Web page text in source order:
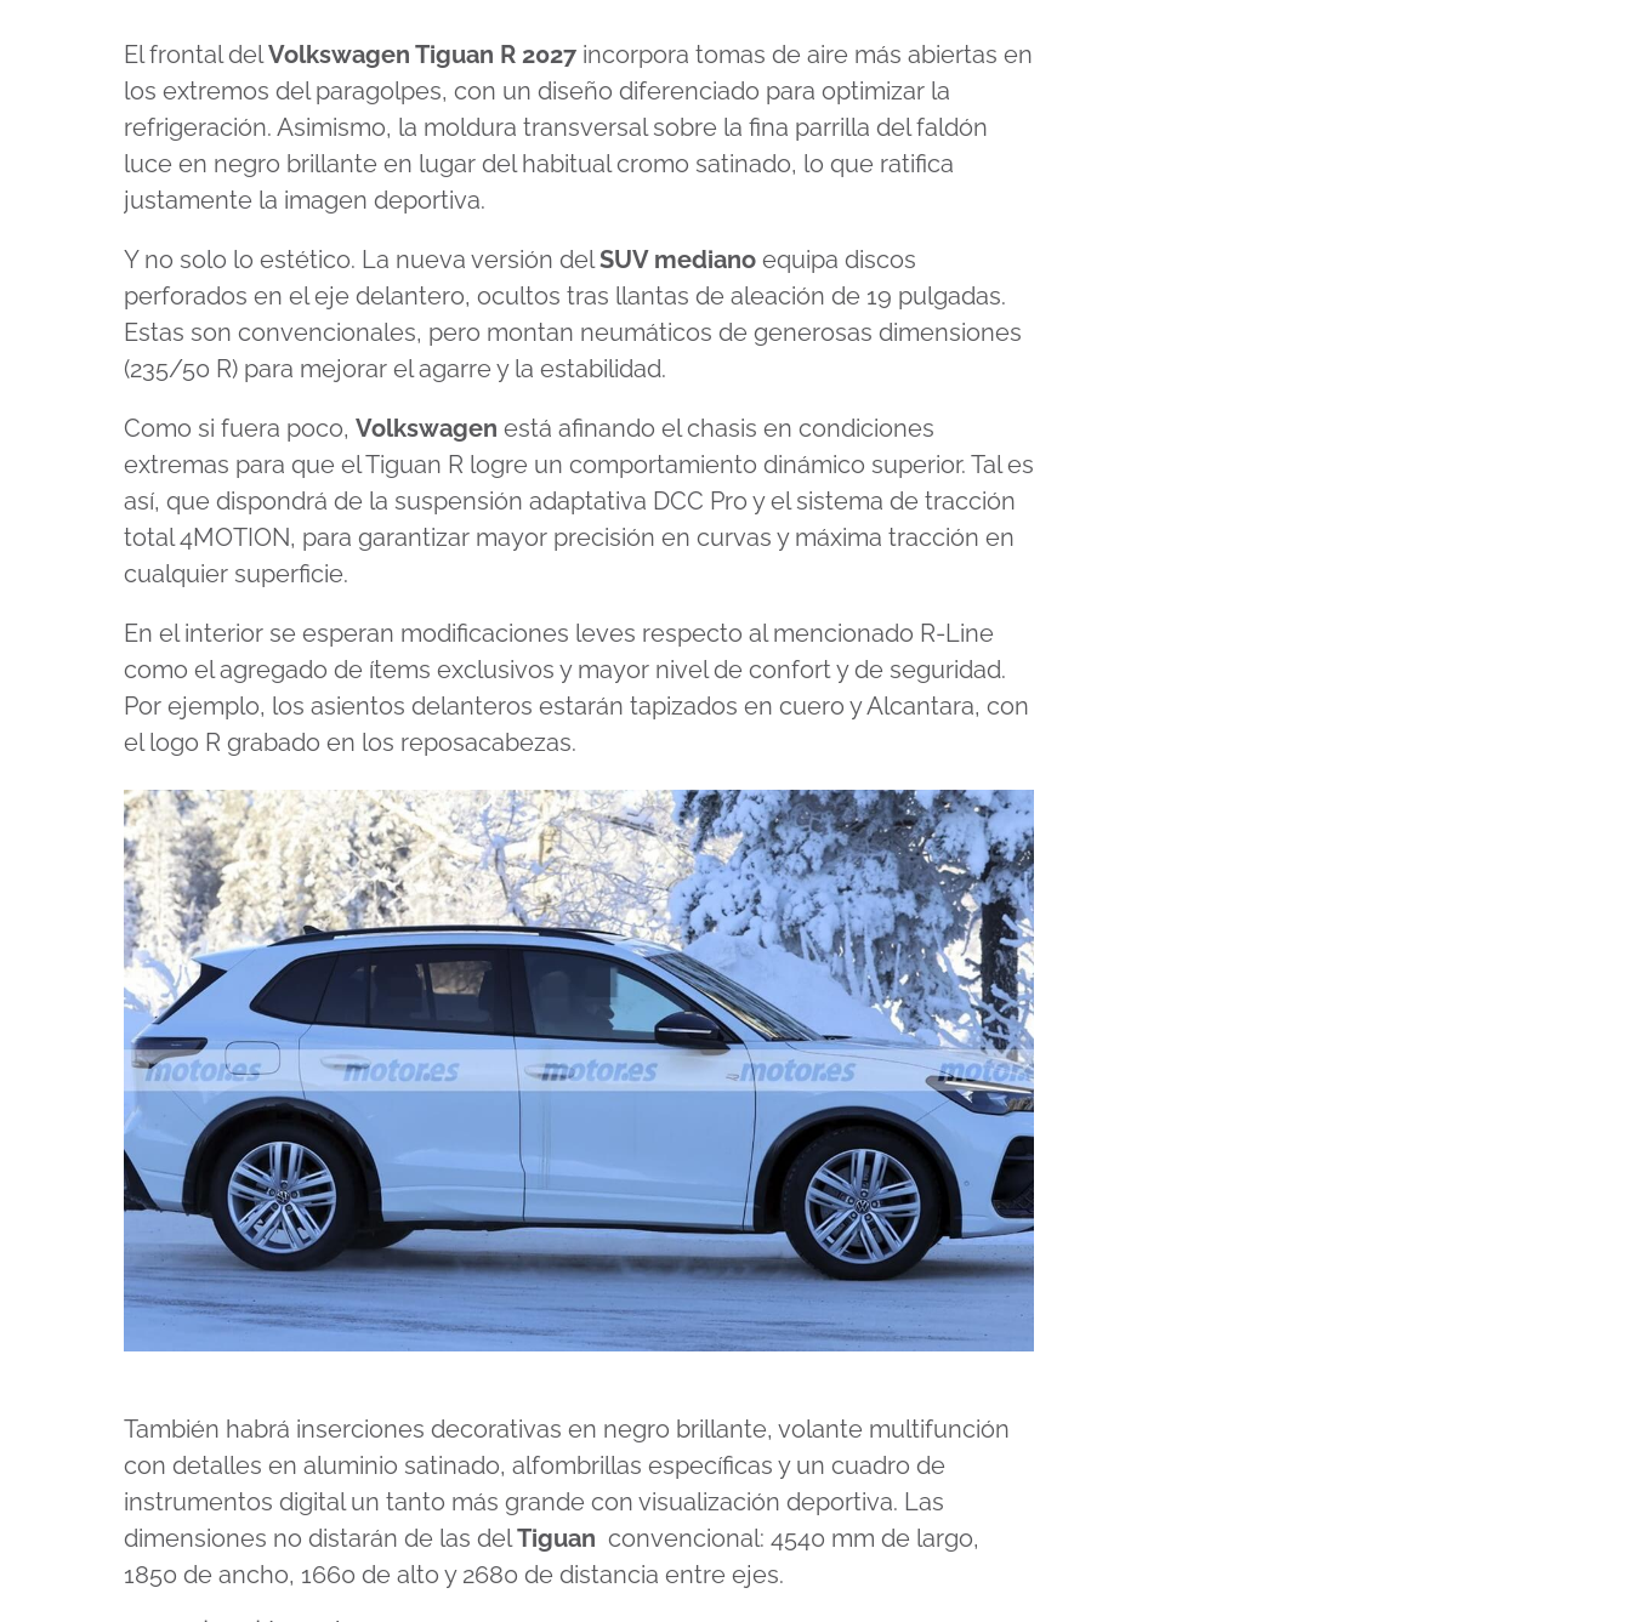
El frontal delVolkswagen Tiguan R 2027 incorpora tomas de aire más abiertas en
los extremos del paragolpes, con un diseño diferenciado para optimizar la
refrigeración. Asimismo, la moldura transversal sobre la fina parrilla del faldón
luce en negro brillante en lugar del habitual cromo satinado, lo que ratifica
justamente la imagen deportiva.
Y no solo lo estético. La nueva versión delSUV mediano equipa discos
perforados en el eje delantero, ocultos tras llantas de aleación de 19 pulgadas.
Estas son convencionales, pero montan neumáticos de generosas dimensiones
(235/50 R) para mejorar el agarre y la estabilidad.
Como si fuera poco, Volkswagen está afinando el chasis en condiciones
extremas para que el Tiguan R logre un comportamiento dinámico superior. Tal es
así, que dispondrá de la suspensión adaptativa DCC Pro y el sistema de tracción
total 4MOTION, para garantizar mayor precisión en curvas y máxima tracción en
cualquier superficie.
En el interior se esperan modificaciones leves respecto al mencionado R-Line
como el agregado de ítems exclusivos y mayor nivel de confort y de seguridad.
Por ejemplo, los asientos delanteros estarán tapizados en cuero y Alcantara, con
el logo R grabado en los reposacabezas.
También habrá inserciones decorativas en negro brillante, volante multifunción
con detalles en aluminio satinado, alfombrillas específicas y un cuadro de
instrumentos digital un tanto más grande con visualización deportiva. Las
dimensiones no distarán de las delTiguan convencional: 4540 mm de largo,
1850 de ancho, 1660 de alto y 2680 de distancia entre ejes.